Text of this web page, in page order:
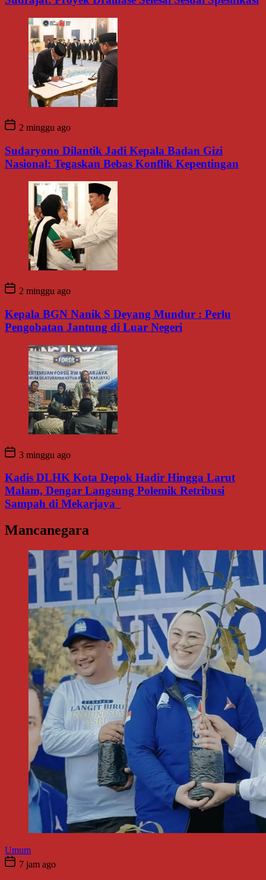
2 minggu ago
Sudaryono Dilantik Jadi Kepala Badan Gizi
Nasional: Tegaskan Bebas Konflik Kepentingan
2 minggu ago
Kepala BGN Nanik S Deyang Mundur : Perlu
Pengobatan Jantung di Luar Negeri
3 minggu ago
Kadis DLHK Kota Depok Hadir Hingga Larut
Malam, Dengar Langsung Polemik Retribusi
Sampah di Mekarjaya
Mancanegara
Umum
7 jam ago